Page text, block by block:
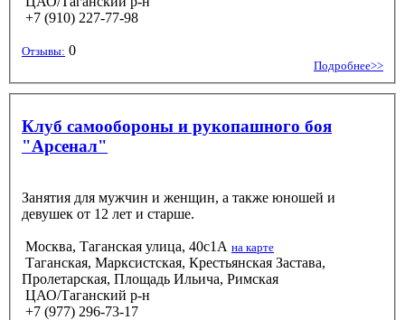
+7 (910) 227-77-98
Отзывы: 0
Подробнее>>
Клуб самообороны и рукопашного боя
"Арсенал"
Занятия для мужчин и женщин, а также юношей и
девушек от 12 лет и старше.
Москва, Таганская улица, 40с1А на карте
Таганская, Марксистская, Крестьянская Застава,
Пролетарская, Площадь Ильича, Римская
ЦАО/Таганский р-н
+7 (977) 296-73-17